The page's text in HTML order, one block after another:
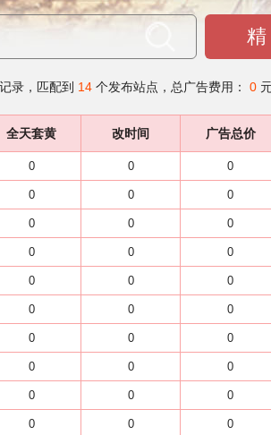
精
录，匹配到 14 个发布站点，总广告费用： 0
全天套黄 改时间 广告总价
0 0 0
0 0 0
0 0 0
0 0 0
0 0 0
0 0 0
0 0 0
0 0 0
0 0 0
0 0 0